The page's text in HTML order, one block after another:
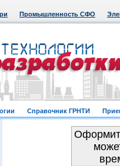
Промышленность СФО
Справочник ГРНТИ